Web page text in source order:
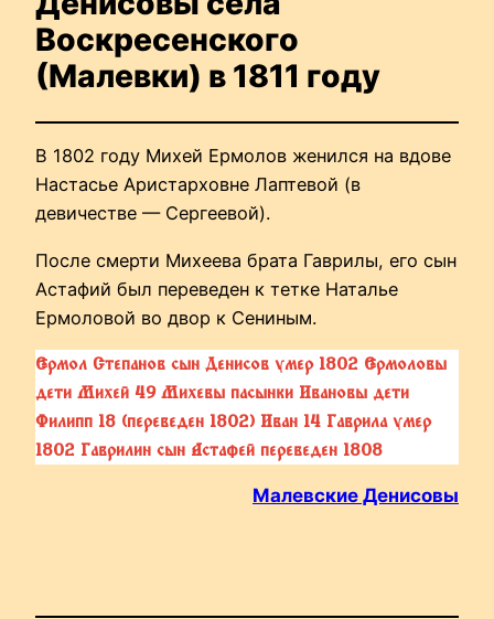
Воскресенского
(Малевки) в 1811 году
В 1802 году Михей Ермолов женился на вдове
Настасье Аристарховне Лаптевой (в
девичестве — Сергеевой).
После смерти Михеева брата Гаврилы, его сын
Астафий был переведен к тетке Наталье
Ермоловой во двор к Сениным.
Ермол Степанов сын Денисов умер 1802 Ермоловы
дети Михей 49 Михевы пасынки Ивановы дети
Филипп 18 (переведен 1802) Иван 14 Гаврила умер
1802 Гаврилин сын Астафей переведен 1808
Малевские Денисовы